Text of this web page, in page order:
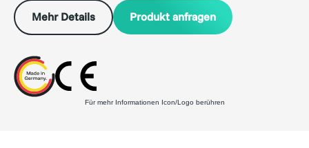
Mehr Details Produkt anfragen
Für mehr Informationen Icon/Logo berühren